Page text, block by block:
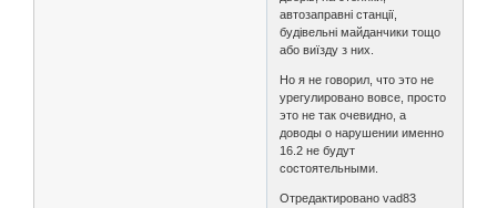
автозаправні станції,
будівельні майданчики тощо
або виїзду з них.
Но я не говорил, что это не
урегулировано вовсе, просто
это не так очевидно, а
доводы о нарушении именно
16.2 не будут
состоятельными.
Отредактировано vad83